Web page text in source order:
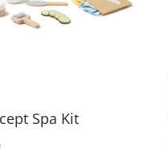
Spa Kit